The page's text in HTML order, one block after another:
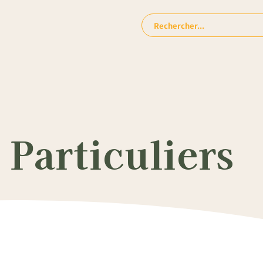
Rechercher:
Particuliers